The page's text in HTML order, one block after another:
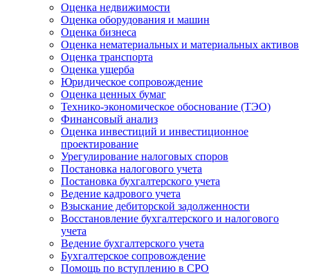
Оценка недвижимости
Оценка оборудования и машин
Оценка бизнеса
Оценка нематериальных и материальных активов
Оценка транспорта
Оценка ущерба
Юридическое сопровождение
Оценка ценных бумаг
Технико-экономическое обоснование (ТЭО)
Финансовый анализ
Оценка инвестиций и инвестиционное
проектирование
Урегулирование налоговых споров
Постановка налогового учета
Постановка бухгалтерского учета
Ведение кадрового учета
Взыскание дебиторской задолженности
Восстановление бухгалтерского и налогового
учета
Ведение бухгалтерского учета
Бухгалтерское сопровождение
Помощь по вступлению в СРО